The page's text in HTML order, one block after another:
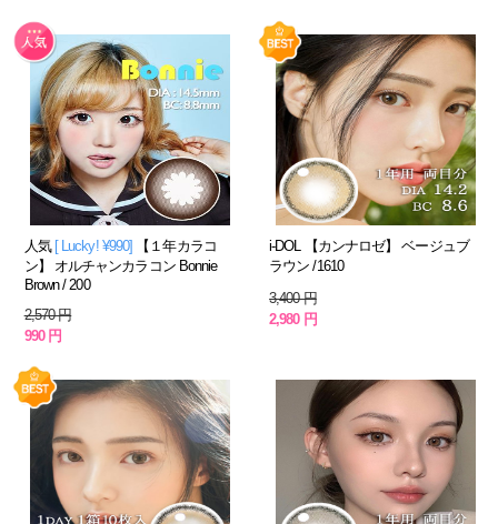
人気[ Lucky! ¥990] 【１年カラコ
ン】 オルチャンカラコン Bonnie
Brown / 200
2,570 円
990 円
i-DOL 【カンナロゼ】 ベージュブ
ラウン /1610
3,400 円
2,980 円